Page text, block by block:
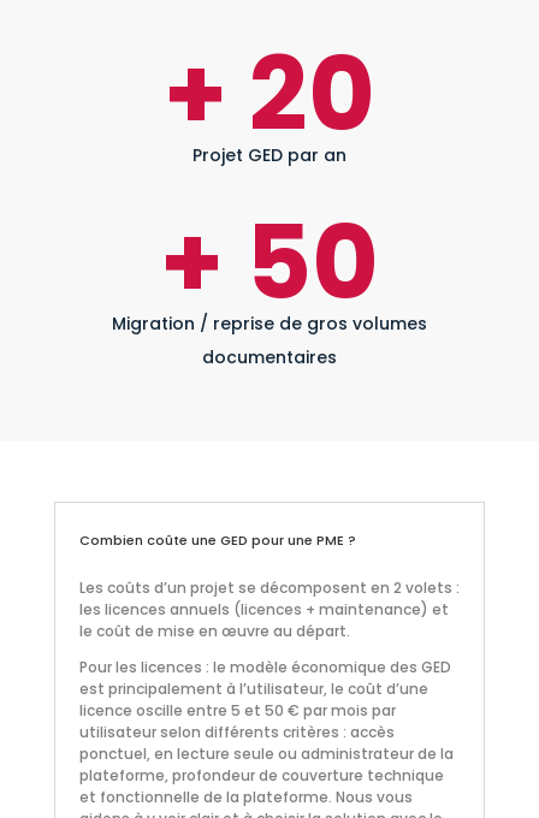
+ 20
Projet GED par an
+ 50
Migration / reprise de gros volumes
documentaires
Combien coûte une GED pour une PME ?
Les coûts d’un projet se décomposent en 2 volets :
les licences annuels (licences + maintenance) et
le coût de mise en œuvre au départ.
Pour les licences : le modèle économique des GED
est principalement à l’utilisateur, le coût d’une
licence oscille entre 5 et 50 € par mois par
utilisateur selon différents critères : accès
ponctuel, en lecture seule ou administrateur de la
plateforme, profondeur de couverture technique
et fonctionnelle de la plateforme. Nous vous